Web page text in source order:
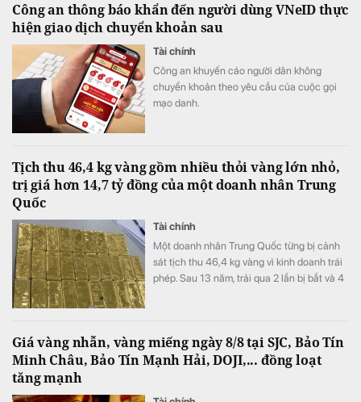
Công an thông báo khẩn đến người dùng VNeID thực
hiện giao dịch chuyển khoản sau
Tài chính
Công an khuyến cáo người dân không
chuyển khoản theo yêu cầu của cuộc gọi
mạo danh.
Tịch thu 46,4 kg vàng gồm nhiều thỏi vàng lớn nhỏ,
trị giá hơn 14,7 tỷ đồng của một doanh nhân Trung
Quốc
Tài chính
Một doanh nhân Trung Quốc từng bị cảnh
sát tịch thu 46,4 kg vàng vì kinh doanh trái
phép. Sau 13 năm, trải qua 2 lần bị bắt và 4
Giá vàng nhẫn, vàng miếng ngày 8/8 tại SJC, Bảo Tín
Minh Châu, Bảo Tín Mạnh Hải, DOJI,... đồng loạt
tăng mạnh